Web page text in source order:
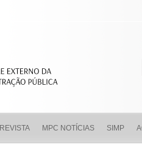
REVISTA MPC NOTÍCIAS SIMP